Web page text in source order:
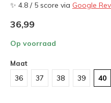
✨ 4.8 / 5 score via Google
36,99
Op voorraad
Maat
36 37 38 39 40